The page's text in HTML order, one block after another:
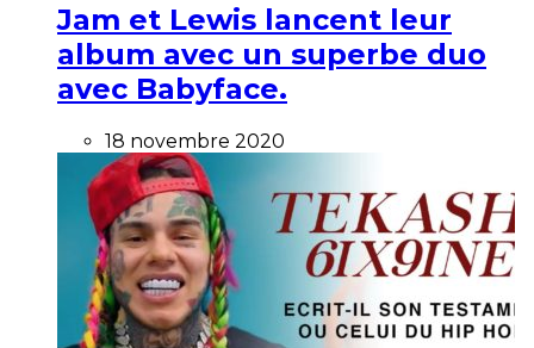
Jam et Lewis lancent leur
album avec un superbe duo
avec Babyface.
18 novembre 2020